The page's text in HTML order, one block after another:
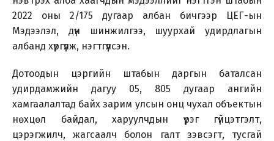
2022 оны 2/175 дугаар албан бичгээр ЦЕГ-ын
Мэдээлэл, дүн шинжилгээ, шуурхай удирдлагын
албанд хүргүүлж, нэгтгүүлсэн.
Дотоодын цэргийн штабын даргын баталсан
удирдамжийн дагуу 05, 805 дугаар ангийн
хамгаалалтад байх зарим улсын онц чухал объектын
нөхцөл байдал, харуулчдын үүрэг гүйцэтгэлт,
цэрэгжилч, жагсаалч болон галт зэвсэгт, тусгай